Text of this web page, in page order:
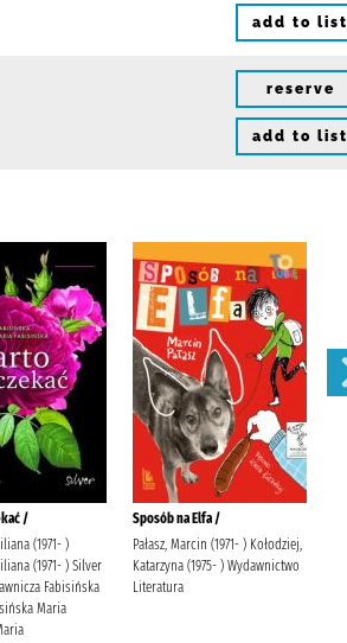
add to list
reserve
add to list
/
(1971- )
(1971- ) Silver
Fabisińska
Maria
Sposób na Elfa /
Pałasz, Marcin (1971- ) Kołodziej,
Katarzyna (1975- ) Wydawnictwo
Literatura